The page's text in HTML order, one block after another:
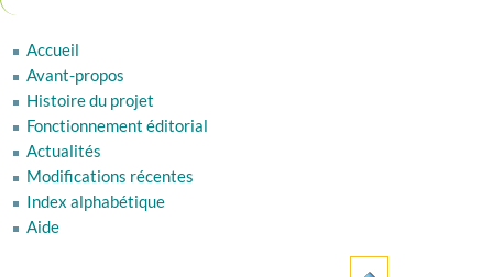
Accueil
Avant-propos
Histoire du projet
Fonctionnement éditorial
Actualités
Modifications récentes
Index alphabétique
Aide